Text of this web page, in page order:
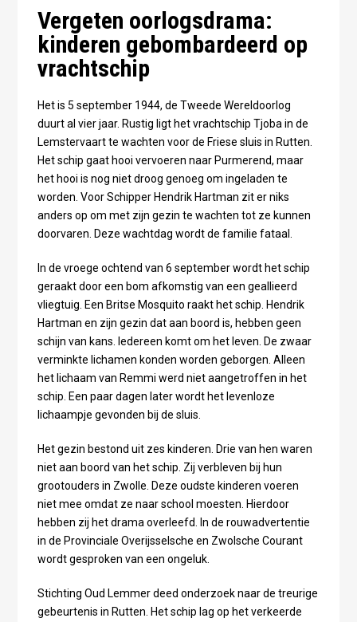
Vergeten oorlogsdrama:
kinderen gebombardeerd op
vrachtschip
Het is 5 september 1944, de Tweede Wereldoorlog
duurt al vier jaar. Rustig ligt het vrachtschip Tjoba in de
Lemstervaart te wachten voor de Friese sluis in Rutten.
Het schip gaat hooi vervoeren naar Purmerend, maar
het hooi is nog niet droog genoeg om ingeladen te
worden. Voor Schipper Hendrik Hartman zit er niks
anders op om met zijn gezin te wachten tot ze kunnen
doorvaren. Deze wachtdag wordt de familie fataal.
In de vroege ochtend van 6 september wordt het schip
geraakt door een bom afkomstig van een geallieerd
vliegtuig. Een Britse Mosquito raakt het schip. Hendrik
Hartman en zijn gezin dat aan boord is, hebben geen
schijn van kans. Iedereen komt om het leven. De zwaar
verminkte lichamen konden worden geborgen. Alleen
het lichaam van Remmi werd niet aangetroffen in het
schip. Een paar dagen later wordt het levenloze
lichaampje gevonden bij de sluis.
Het gezin bestond uit zes kinderen. Drie van hen waren
niet aan boord van het schip. Zij verbleven bij hun
grootouders in Zwolle. Deze oudste kinderen voeren
niet mee omdat ze naar school moesten. Hierdoor
hebben zij het drama overleefd. In de rouwadvertentie
in de Provinciale Overijsselsche en Zwolsche Courant
wordt gesproken van een ongeluk.
Stichting Oud Lemmer deed onderzoek naar de treurige
gebeurtenis in Rutten. Het schip lag op het verkeerde